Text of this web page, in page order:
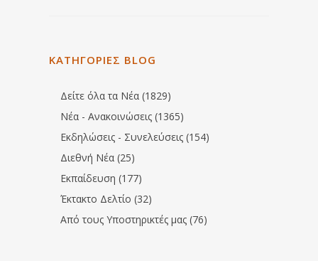
ΚΑΤΗΓΟΡΙΕΣ BLOG
Δείτε όλα τα Νέα (1829)
Νέα - Ανακοινώσεις (1365)
Εκδηλώσεις - Συνελεύσεις (154)
Διεθνή Νέα (25)
Εκπαίδευση (177)
Έκτακτο Δελτίο (32)
Από τους Υποστηρικτές μας (76)